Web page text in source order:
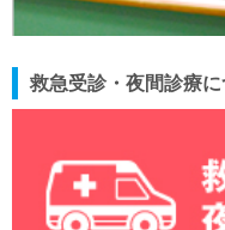
救急受診・夜間診療に